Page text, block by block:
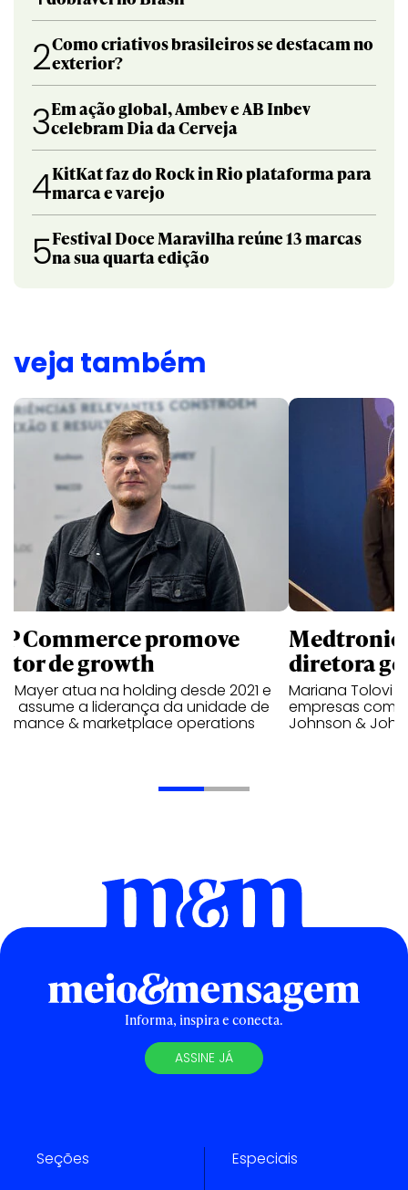
2Como criativos brasileiros se destacam no
exterior?
3Em ação global, Ambev e AB Inbev
celebram Dia da Cerveja
4KitKat faz do Rock in Rio plataforma para
marca e varejo
5Festival Doce Maravilha reúne 13 marcas
na sua quarta edição
veja também
Commerce promove
de growth
Mayer atua na holding desde 2021 e
assume a liderança da unidade de
& marketplace operations
Medtronic
diretora
Mariana Tolovi
empresas
Johnson &
Informa, inspira e conecta.
ASSINE JÁ
Seções Especiais